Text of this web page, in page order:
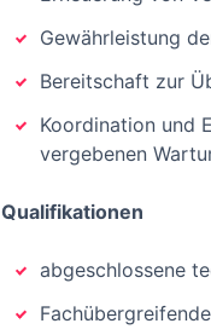
Gewährleistung
Bereitschaft zur
Koordination und
vergebenen
Qualifikationen
abgeschlossene